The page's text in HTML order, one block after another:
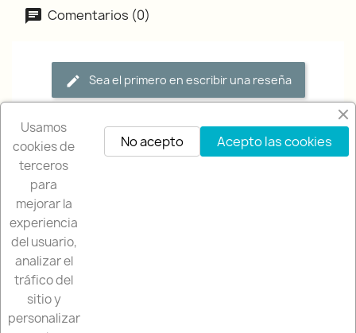
Comentarios (0)
Sea el primero en escribir una reseña
NUESTRA EMPRESA
NUESTRA TIENDA
SU CUENTA
Usamos
cookies de
terceros
para
mejorar la
experiencia
del usuario,
analizar el
tráfico del
sitio y
personalizar
Acepto las cookies
No acepto